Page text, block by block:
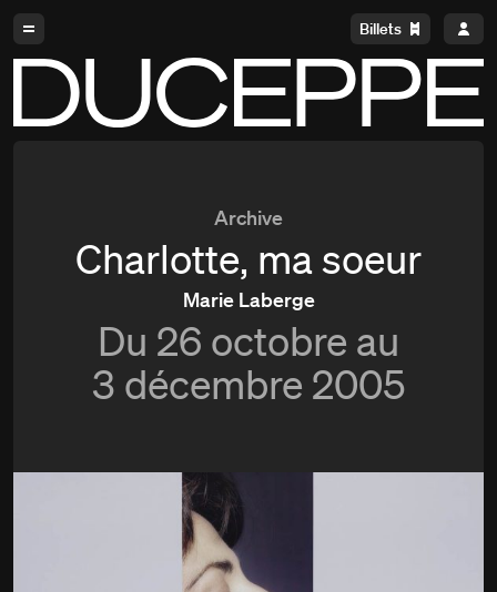
Billets
Archive
Charlotte, ma soeur
Marie Laberge
Du 26 octobre au
3 décembre 2005